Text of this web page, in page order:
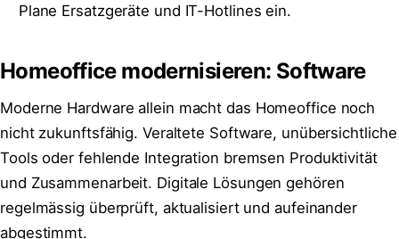
Plane Ersatzgeräte und IT-Hotlines ein.
Homeoffice modernisieren: Software
Moderne Hardware allein macht das Homeoffice noch
nicht zukunftsfähig. Veraltete Software, unübersichtliche
Tools oder fehlende Integration bremsen Produktivität
und Zusammenarbeit. Digitale Lösungen gehören
regelmässig überprüft, aktualisiert und aufeinander
abgestimmt.